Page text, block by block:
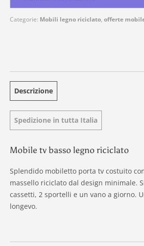
Categorie: Mobili legno riciclato, offerte
Descrizione
Spedizione in tutta Italia
Mobile tv basso legno riciclato
Splendido mobiletto porta tv costuito
massello riciclato dal design minimale.
cassetti, 2 sportelli e un vano a giorno.
longevo.